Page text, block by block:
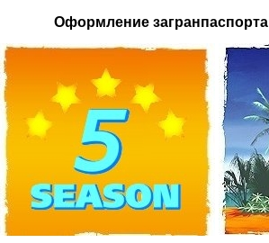
Оформление загранпаспорта